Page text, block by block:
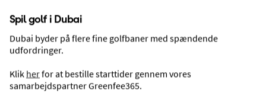
Alle hoteller i Dubai
Spil golf i Dubai
Dubai byder på flere fine golfbaner med spændende
udfordringer.
Klik herfor at bestille starttider gennem vores
samarbejdspartner Greenfee365.